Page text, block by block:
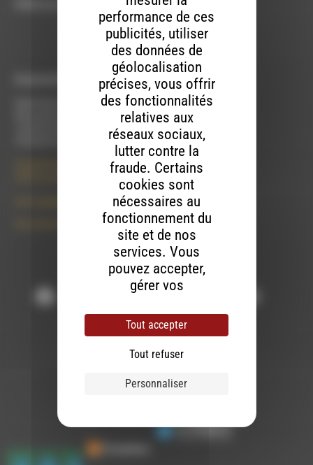
Mercredi de 14h00 à 18h30
Suivez-nous :
Contactez-nous
performance de ces
publicités, utiliser
des données de
géolocalisation
précises, vous offrir
des fonctionnalités
relatives aux
réseaux sociaux,
lutter contre la
fraude. Certains
cookies sont
nécessaires au
fonctionnement du
site et de nos
services. Vous
pouvez accepter,
gérer vos
finalité ou continuer
votre navigation
sans accepter.
Tout accepter
Tout refuser
Personnaliser